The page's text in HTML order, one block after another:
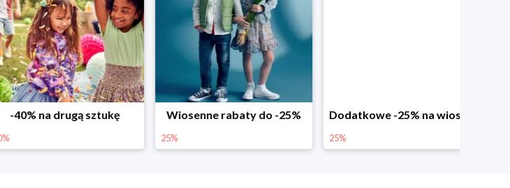
na drugą sztukę Wiosenne rabaty do -25% Dodatkowe -25% na wiosenne nowości